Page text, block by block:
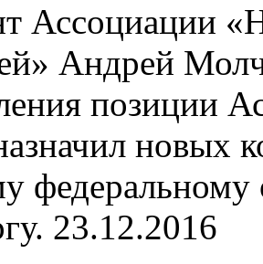
Ассоциации
Андрей
позиции
новых
федеральному
23.12.2016